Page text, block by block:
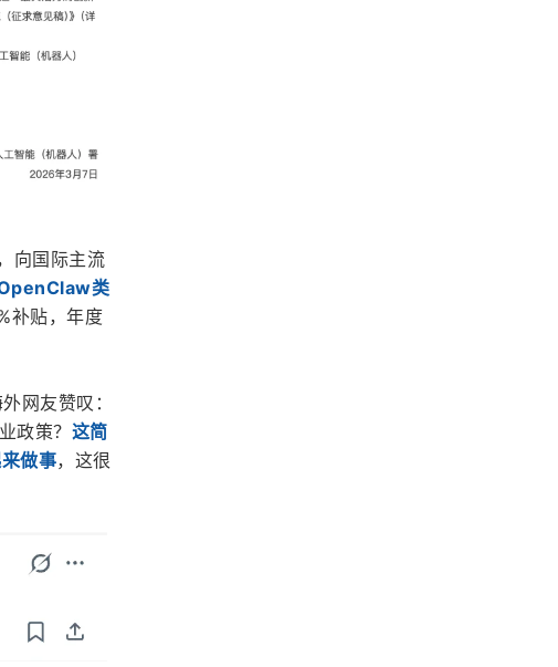
向国际主流
类
补贴，年度
网友赞叹：
政策？ 这简
做事，这很